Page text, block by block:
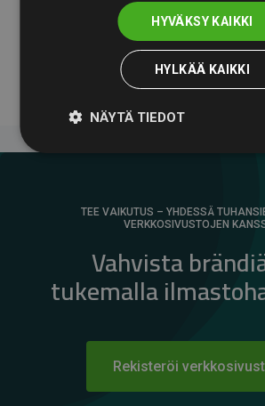
arvioiduista CO₂-päästöistä
selkeä todiste toimintatapamme
TEE VAIKUTUS – YHDESSÄ
VERKKOSIVUSTOJEN
Vahvista
tukemalla
Rekisteröi
HYVÄKSY KAIKKI
HYLKÄÄ KAIKKI
NÄYTÄ TIEDOT